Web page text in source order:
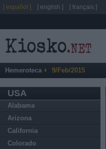
Hemeroteca 9/Feb/2015
USA
Alabama
Arizona
California
Colorado
[ español ] [ english ] [ français ]